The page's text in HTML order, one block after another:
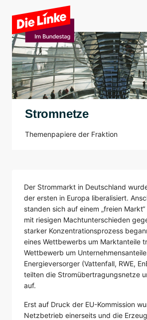
Zum Hauptinhalt springen
Stromnetze
Themenpapiere der Fraktion
Der Strommarkt in Deutschland
der ersten in Europa liberalisiert.
standen sich auf einem „freien
mit riesigen Machtunterschieden
starker Konzentrationsprozess
eines Wettbewerbs um Marktanteile
Wettbewerb um
Energieversorger (Vattenfall, RWE,
teilten die Stromübertragungsnetze
auf.
Erst auf Druck der EU-Kommission
Netzbetrieb einerseits und die